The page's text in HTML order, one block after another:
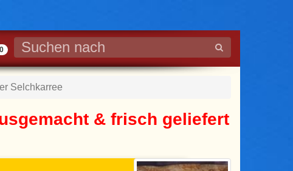
0
Selchkarree
& frisch geliefert